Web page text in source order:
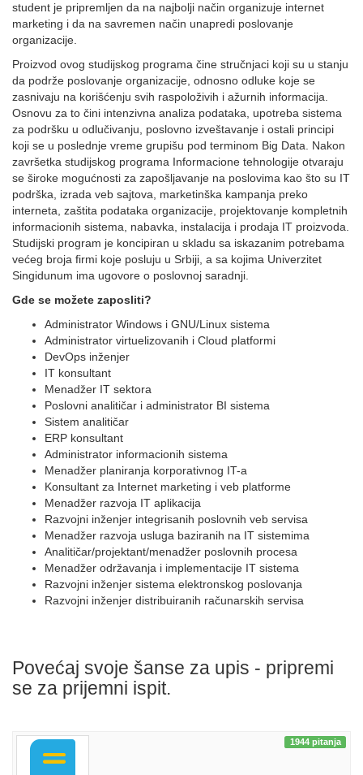
student je pripremljen da na najbolji način organizuje internet
marketing i da na savremen način unapredi poslovanje
organizacije.
Proizvod ovog studijskog programa čine stručnjaci koji su u stanju
da podrže poslovanje organizacije, odnosno odluke koje se
zasnivaju na korišćenju svih raspoloživih i ažurnih informacija.
Osnovu za to čini intenzivna analiza podataka, upotreba sistema
za podršku u odlučivanju, poslovno izveštavanje i ostali principi
koji se u poslednje vreme grupišu pod terminom Big Data. Nakon
završetka studijskog programa Informacione tehnologije otvaraju
se široke mogućnosti za zapošljavanje na poslovima kao što su IT
podrška, izrada veb sajtova, marketinška kampanja preko
interneta, zaštita podataka organizacije, projektovanje kompletnih
informacionih sistema, nabavka, instalacija i prodaja IT proizvoda.
Studijski program je koncipiran u skladu sa iskazanim potrebama
većeg broja firmi koje posluju u Srbiji, a sa kojima Univerzitet
Singidunum ima ugovore o poslovnoj saradnji.
Gde se možete zaposliti?
Administrator Windows i GNU/Linux sistema
Administrator virtuelizovanih i Cloud platformi
DevOps inženjer
IT konsultant
Menadžer IT sektora
Poslovni analitičar i administrator BI sistema
Sistem analitičar
ERP konsultant
Administrator informacionih sistema
Menadžer planiranja korporativnog IT-a
Konsultant za Internet marketing i veb platforme
Menadžer razvoja IT aplikacija
Razvojni inženjer integrisanih poslovnih veb servisa
Menadžer razvoja usluga baziranih na IT sistemima
Analitičar/projektant/menadžer poslovnih procesa
Menadžer održavanja i implementacije IT sistema
Razvojni inženjer sistema elektronskog poslovanja
Razvojni inženjer distribuiranih računarskih servisa
Povećaj svoje šanse za upis - pripremi
se za prijemni ispit.
1944 pitanja